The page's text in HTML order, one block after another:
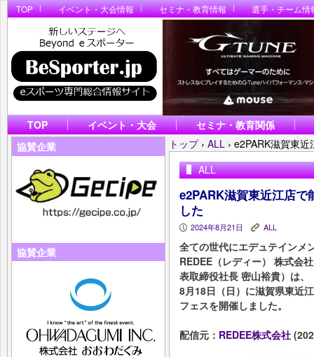
TOP イベント・大会情報 セミナ・教育情報 選手・チーム情
TOP イベント・大会
セミナ・教育関係
協賛企業
協賛企業
トップ › ALL › e2PARK滋賀東
ALL
e2PARK滋賀東近江店で
した
P 2024年8月21日 K ALL
全ての世代にエデュテインメ
REDEE（レディー） 株式会
表取締役社長 密山裕貴）は、
8月18日（日）に滋賀県東近
フェスを開催しました。
配信元： REDEE株式会社